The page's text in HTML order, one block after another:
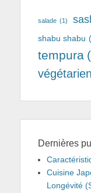
salade (1)
shabu shabu
tempura
végétarien
Dernières
Cuisine
Longévité